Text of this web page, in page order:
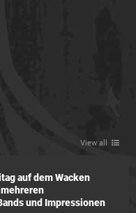
View all
auf dem Wacken
und Impressionen